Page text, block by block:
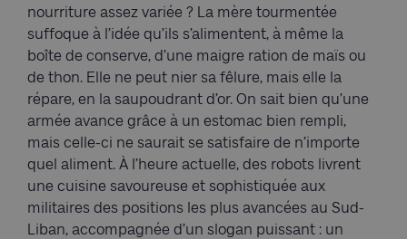
nourriture assez variée ? La mère tourmentée
suffoque à l’idée qu’ils s’alimentent, à même la
boîte de conserve, d’une maigre ration de maïs ou
de thon. Elle ne peut nier sa fêlure, mais elle la
répare, en la saupoudrant d’or. On sait bien qu’une
armée avance grâce à un estomac bien rempli,
mais celle-ci ne saurait se satisfaire de n’importe
quel aliment. À l’heure actuelle, des robots livrent
une cuisine savoureuse et sophistiquée aux
militaires des positions les plus avancées au Sud-
Liban, accompagnée d’un slogan puissant : un